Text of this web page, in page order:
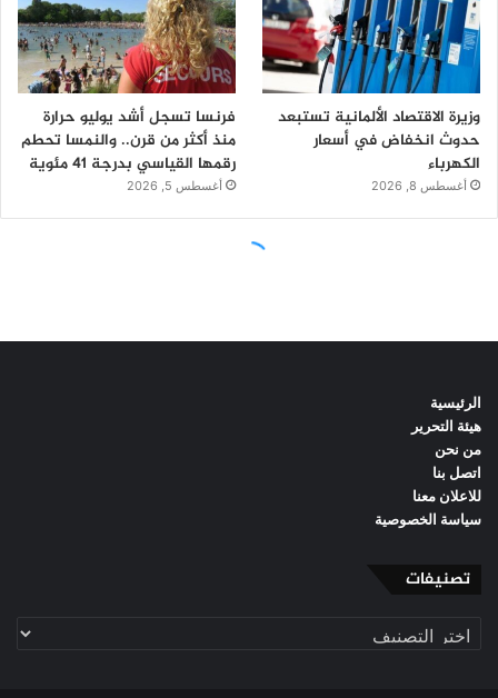
الرئيسية
هيئة التحرير
من نحن
اتصل بنا
للاعلان معنا
سياسة الخصوصية
تصنيفات
تصنيفات